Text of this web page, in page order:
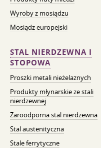
Wyroby z mosiądzu
Mosiądz europejski
STAL NIERDZEWNA I
STOPOWA
Proszki metali nieżelaznych
Produkty młynarskie ze stali
nierdzewnej
Żaroodporna stal nierdzewna
Stal austenityczna
Stale ferrytyczne